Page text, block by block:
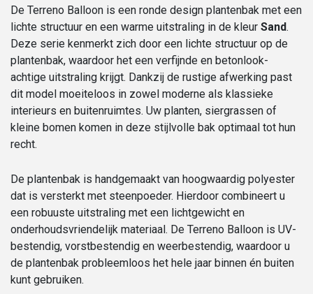
De Terreno Balloon is een ronde design plantenbak met een
lichte structuur en een warme uitstraling in de kleur Sand.
Deze serie kenmerkt zich door een lichte structuur op de
plantenbak, waardoor het een verfijnde en betonlook-
achtige uitstraling krijgt. Dankzij de rustige afwerking past
dit model moeiteloos in zowel moderne als klassieke
interieurs en buitenruimtes. Uw planten, siergrassen of
kleine bomen komen in deze stijlvolle bak optimaal tot hun
recht.
De plantenbak is handgemaakt van hoogwaardig polyester
dat is versterkt met steenpoeder. Hierdoor combineert u
een robuuste uitstraling met een lichtgewicht en
onderhoudsvriendelijk materiaal. De Terreno Balloon is UV-
bestendig, vorstbestendig en weerbestendig, waardoor u
de plantenbak probleemloos het hele jaar binnen én buiten
kunt gebruiken.